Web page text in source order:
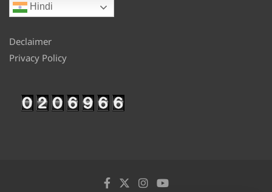
Hindi
Declaimer
Privacy Policy